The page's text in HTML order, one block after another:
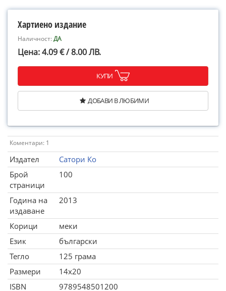
Хартиено издание
Наличност:ДА
Цена: 4.09 € / 8.00 ЛВ.
КУПИ
ДОБАВИ В ЛЮБИМИ
Коментари: 1
Издател
Сатори Ко
Брой
страници
100
Година на
издаване
2013
Корици
меки
Език
български
Тегло
125 грама
Размери
14x20
ISBN
9789548501200